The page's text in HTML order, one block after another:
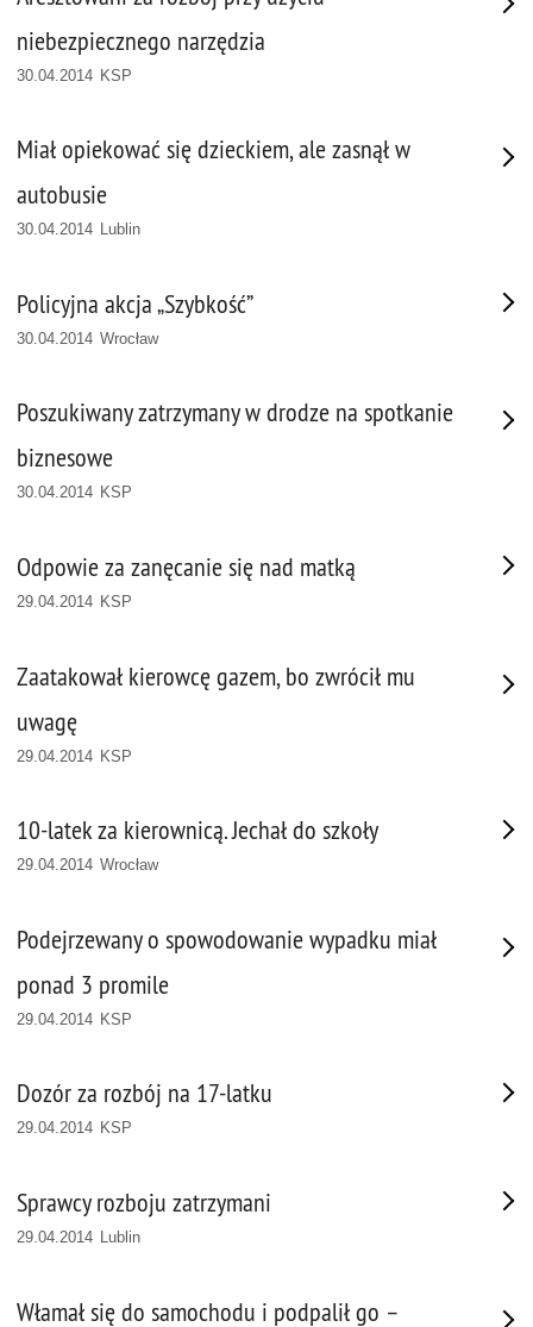
niebezpiecznego narzędzia
30.04.2014 KSP
Miał opiekować się dzieckiem, ale zasnął w
autobusie
30.04.2014 Lublin
Policyjna akcja „Szybkość”
30.04.2014 Wrocław
Poszukiwany zatrzymany w drodze na spotkanie
biznesowe
30.04.2014 KSP
Odpowie za zanęcanie się nad matką
29.04.2014 KSP
Zaatakował kierowcę gazem, bo zwrócił mu
uwagę
29.04.2014 KSP
10-latek za kierownicą. Jechał do szkoły
29.04.2014 Wrocław
Podejrzewany o spowodowanie wypadku miał
ponad 3 promile
29.04.2014 KSP
Dozór za rozbój na 17-latku
29.04.2014 KSP
Sprawcy rozboju zatrzymani
29.04.2014 Lublin
Włamał się do samochodu i podpalił go –